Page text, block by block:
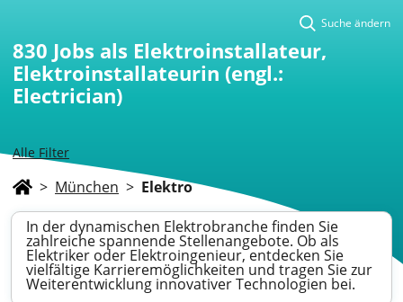
Alle Filter
Suche ändern
830 Jobs als Elektroinstallateur,
Elektroinstallateurin (engl.:
Electrician)
> München > Elektro
In der dynamischen Elektrobranche finden Sie
zahlreiche spannende Stellenangebote. Ob als
Elektriker oder Elektroingenieur, entdecken Sie
vielfältige Karrieremöglichkeiten und tragen Sie zur
Weiterentwicklung innovativer Technologien bei.